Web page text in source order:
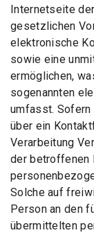
Internetseite
gesetzlichen
elektronische
sowie eine
ermöglichen,
sogenannten
umfasst.
über ein
Verarbeitung
der betroffenen
Solche auf
Person an den
übermittelten